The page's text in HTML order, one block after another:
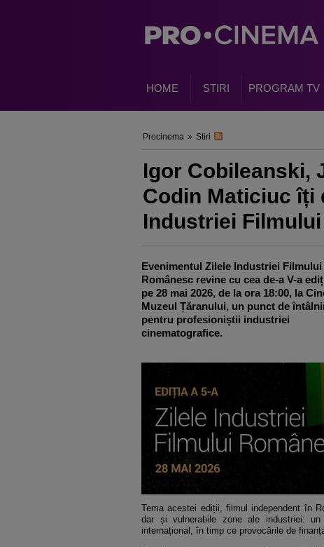
HOME STIRI PROGRAM TV
Procinema » Stiri
Igor Cobileanski,
Codin Maticiuc îți
Industriei
Evenimentul Zilele Industriei Filmului
Românesc revine cu cea de-a V-a
pe 28 mai 2026, de la ora 18:00, la
Muzeul Țăranului, un punct de
pentru profesioniștii industriei
cinematografice.
Tema acestei ediții, filmul independent în
dar și vulnerabile zone ale industriei:
internațional, în timp ce provocările de